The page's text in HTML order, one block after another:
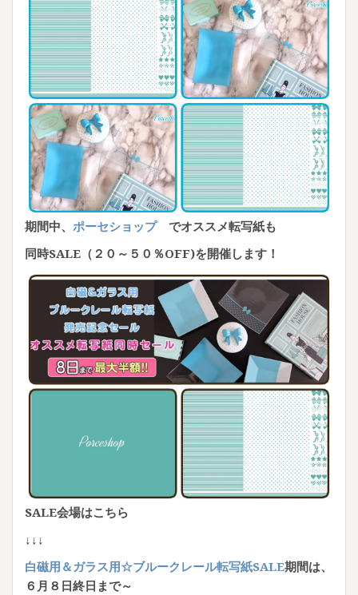
期間中、 ポーセショップでオススメ転写紙も
同時SALE（２０～５０％OFF)を開催します！
SALE会場はこちら
↓↓↓
白磁用＆ガラス用☆ブルークレール転写紙SALE期間は、
６月８日終日まで～